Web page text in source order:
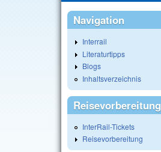
Navigation
Interrail
Literaturtipps
Blogs
Inhaltsverzeichnis
Reisevorbereitung
InterRail-Tickets
Reisevorbereitung